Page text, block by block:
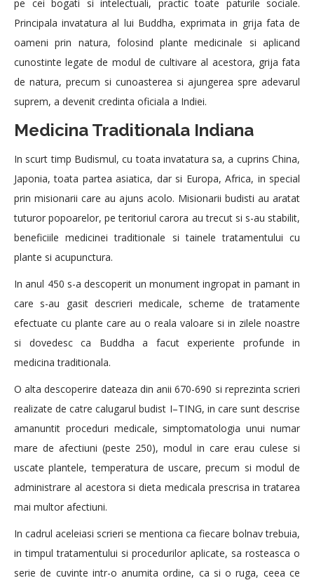
pe cei bogati si intelectuali, practic toate paturile sociale.
Principala invatatura al lui Buddha, exprimata in grija fata de
oameni prin natura, folosind plante medicinale si aplicand
cunostinte legate de modul de cultivare al acestora, grija fata
de natura, precum si cunoasterea si ajungerea spre adevarul
suprem, a devenit credinta oficiala a Indiei.
Medicina Traditionala Indiana
In scurt timp Budismul, cu toata invatatura sa, a cuprins China,
Japonia, toata partea asiatica, dar si Europa, Africa, in special
prin misionarii care au ajuns acolo. Misionarii budisti au aratat
tuturor popoarelor, pe teritoriul carora au trecut si s-au stabilit,
beneficiile medicinei traditionale si tainele tratamentului cu
plante si acupunctura.
In anul 450 s-a descoperit un monument ingropat in pamant in
care s-au gasit descrieri medicale, scheme de tratamente
efectuate cu plante care au o reala valoare si in zilele noastre
si dovedesc ca Buddha a facut experiente profunde in
medicina traditionala.
O alta descoperire dateaza din anii 670-690 si reprezinta scrieri
realizate de catre calugarul budist I–TING, in care sunt descrise
amanuntit proceduri medicale, simptomatologia unui numar
mare de afectiuni (peste 250), modul in care erau culese si
uscate plantele, temperatura de uscare, precum si modul de
administrare al acestora si dieta medicala prescrisa in tratarea
mai multor afectiuni.
In cadrul aceleiasi scrieri se mentiona ca fiecare bolnav trebuia,
in timpul tratamentului si procedurilor aplicate, sa rosteasca o
serie de cuvinte intr-o anumita ordine, ca si o ruga, ceea ce